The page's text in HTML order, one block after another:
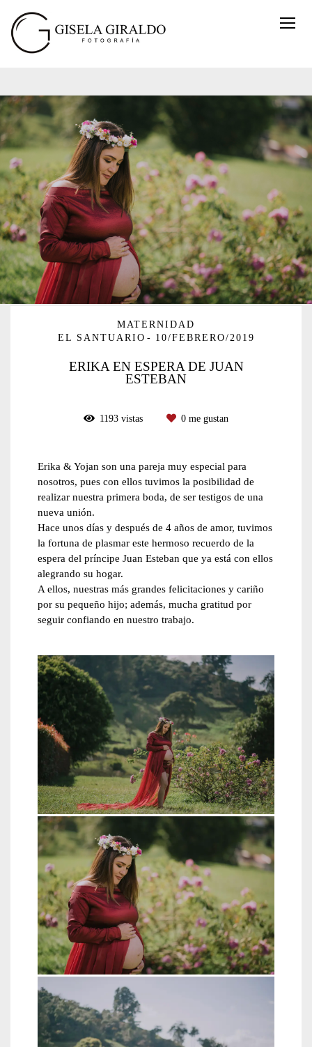
MATERNIDAD
EL SANTUARIO
10/FEBRERO/2019
ERIKA EN ESPERA DE JUAN
ESTEBAN
1193 vistas 0 me gustan
Erika & Yojan son una pareja muy especial para
nosotros, pues con ellos tuvimos la posibilidad de
realizar nuestra primera boda, de ser testigos de una
nueva unión.
Hace unos días y después de 4 años de amor, tuvimos
la fortuna de plasmar este hermoso recuerdo de la
espera del príncipe Juan Esteban que ya está con ellos
alegrando su hogar.
A ellos, nuestras más grandes felicitaciones y cariño
por su pequeño hijo; además, mucha gratitud por
seguir confiando en nuestro trabajo.